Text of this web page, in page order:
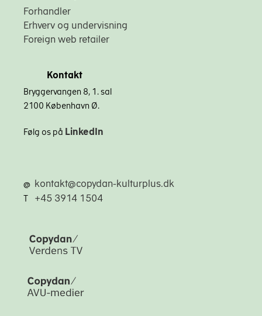
Forhandler
Erhverv og undervisning
Foreign web retailer
Kontakt
Bryggervangen 8, 1. sal
2100 København Ø.
Følg os på LinkedIn
@ kontakt@copydan-kulturplus.dk
T +45 3914 1504